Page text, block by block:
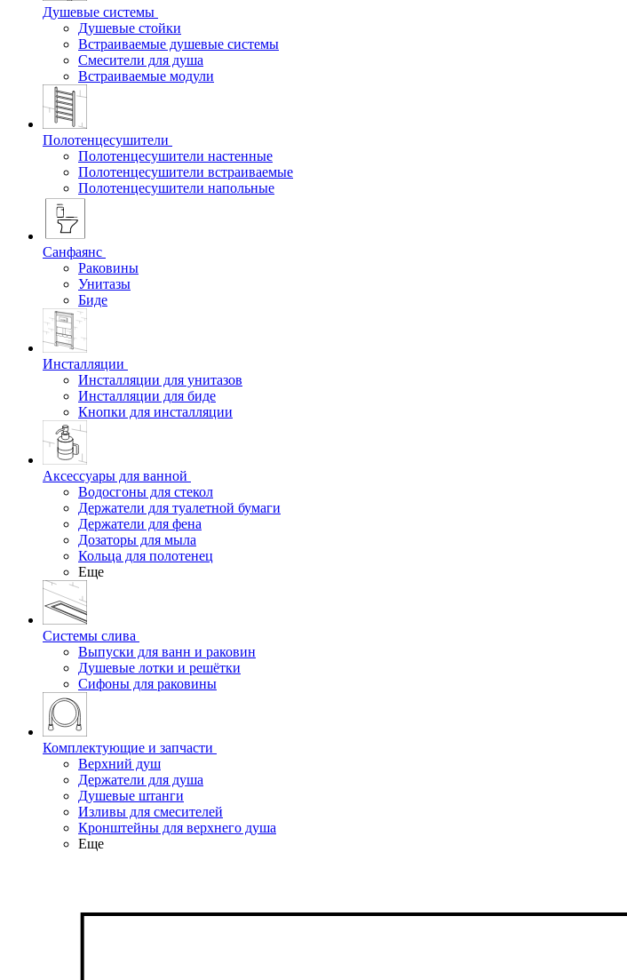
Душевые системы
Душевые стойки
Встраиваемые душевые системы
Смесители для душа
Встраиваемые модули
Полотенцесушители
Полотенцесушители настенные
Полотенцесушители встраиваемые
Полотенцесушители напольные
Санфаянс
Раковины
Унитазы
Биде
Инсталляции
Инсталляции для унитазов
Инсталляции для биде
Кнопки для инсталляции
Аксессуары для ванной
Водосгоны для стекол
Держатели для туалетной бумаги
Держатели для фена
Дозаторы для мыла
Кольца для полотенец
Еще
Системы слива
Выпуски для ванн и раковин
Душевые лотки и решётки
Сифоны для раковины
Комплектующие и запчасти
Верхний душ
Держатели для душа
Душевые штанги
Изливы для смесителей
Кронштейны для верхнего душа
Еще